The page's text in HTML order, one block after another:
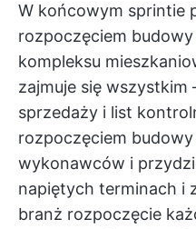
W końcowym sprintie
rozpoczęciem
kompleksu
zajmuje się
sprzedaży i list
rozpoczęciem
wykonawców i
napiętych terminach i
branż rozpoczęcie